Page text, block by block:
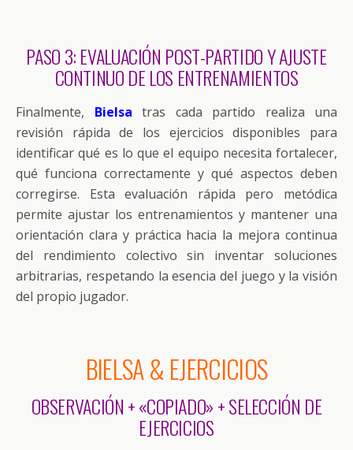
PASO 3: EVALUACIÓN POST-PARTIDO Y AJUSTE
CONTINUO DE LOS ENTRENAMIENTOS
Finalmente, Bielsa tras cada partido realiza una
revisión rápida de los ejercicios disponibles para
identificar qué es lo que el equipo necesita fortalecer,
qué funciona correctamente y qué aspectos deben
corregirse. Esta evaluación rápida pero metódica
permite ajustar los entrenamientos y mantener una
orientación clara y práctica hacia la mejora continua
del rendimiento colectivo sin inventar soluciones
arbitrarias, respetando la esencia del juego y la visión
del propio jugador.
BIELSA & EJERCICIOS
OBSERVACIÓN + «COPIADO» + SELECCIÓN DE
EJERCICIOS